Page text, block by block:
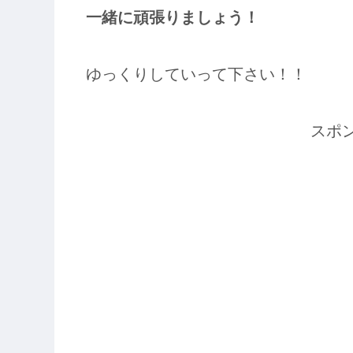
一緒に頑張りましょう！
ゆっくりしていって下さい！！
スポ